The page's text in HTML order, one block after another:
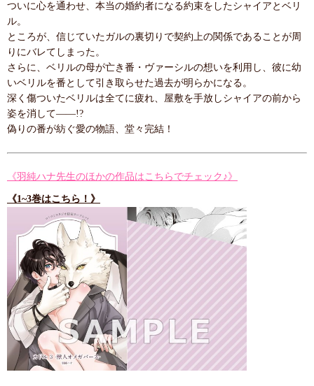
ついに心を通わせ、本当の婚約者になる約束をしたシャイアとベリ
ル。
ところが、信じていたガルの裏切りで契約上の関係であることが周
りにバレてしまった。
さらに、ベリルの母が亡き番・ヴァーシルの想いを利用し、彼に幼
いベリルを番として引き取らせた過去が明らかになる。
深く傷ついたベリルは全てに疲れ、屋敷を手放しシャイアの前から
姿を消して――!?
偽りの番が紡ぐ愛の物語、堂々完結！
《羽純ハナ先生のほかの作品はこちらでチェック♪》
《1~3巻はこちら！》